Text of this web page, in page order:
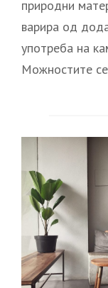
природни
варира од
употреба на
Можностите се